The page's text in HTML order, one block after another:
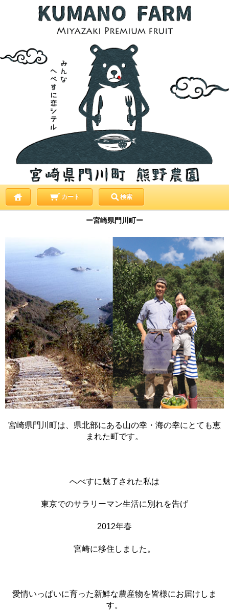
カート 検索
ー宮崎県門川町ー
宮崎県門川町は、県北部にある山の幸・海の幸にとても恵
まれた町です。
へべすに魅了された私は
東京でのサラリーマン生活に別れを告げ
2012年春
宮崎に移住しました。
愛情いっぱいに育った新鮮な農産物を皆様にお届けしま
す。